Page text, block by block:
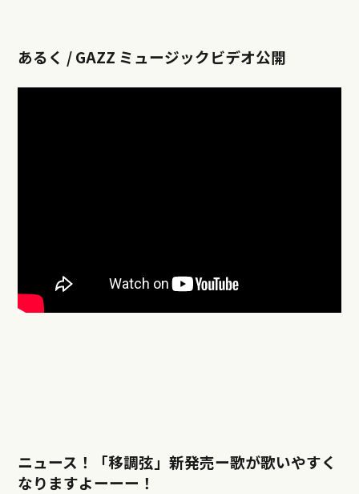
あるく / GAZZ ミュージックビデオ公開
ニュース！「移調弦」新発売ー歌が歌いやすく
なりますよーーー！